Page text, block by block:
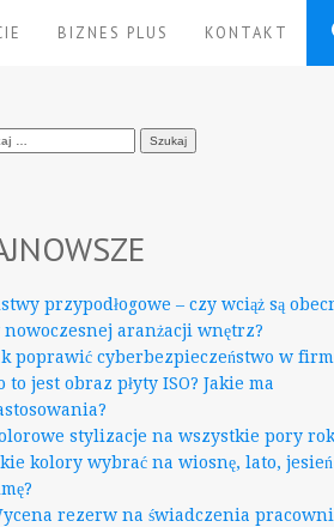
BIZNES PLUS KONTAKT
przypodłogowe – czy wciąż są
nowoczesnej aranżacji wnętrz?
poprawić cyberbezpieczeństwo w
to jest obraz płyty ISO? Jakie ma
stylizacje na wszystkie pory
kolory wybrać na wiosnę, lato,
rezerw na świadczenia